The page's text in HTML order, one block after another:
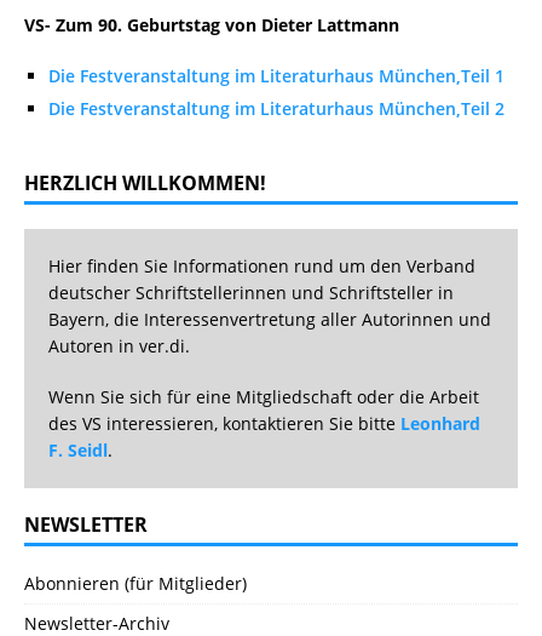
VS- Zum 90. Geburtstag von Dieter Lattmann
Die Festveranstaltung im Literaturhaus München,Teil 1
Die Festveranstaltung im Literaturhaus München,Teil 2
HERZLICH WILLKOMMEN!
Hier finden Sie Informationen rund um den Verband
deutscher Schriftstellerinnen und Schriftsteller in
Bayern, die Interessenvertretung aller Autorinnen und
Autoren in ver.di.
Wenn Sie sich für eine Mitgliedschaft oder die Arbeit
des VS interessieren, kontaktieren Sie bitte Leonhard
F. Seidl.
NEWSLETTER
Abonnieren (für Mitglieder)
Newsletter-Archiv